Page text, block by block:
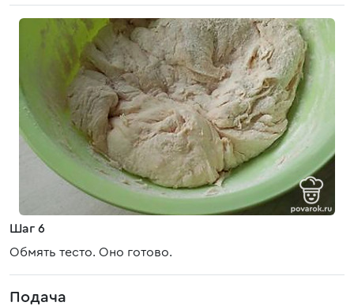
Шаг 6
Обмять тесто. Оно готово.
Подача